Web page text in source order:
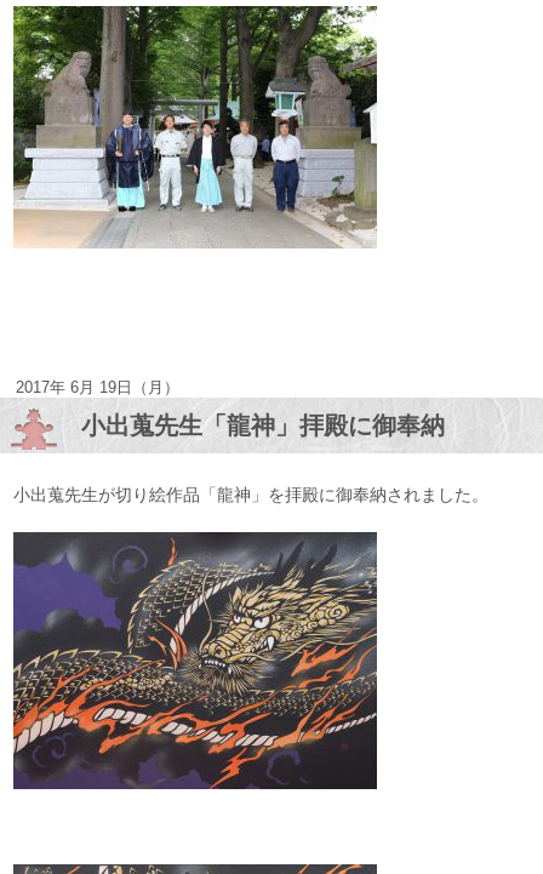
2017年 6月 19日（月）
小出蒐先生「龍神」拝殿に御奉納
小出蒐先生が切り絵作品「龍神」を拝殿に御奉納されました。